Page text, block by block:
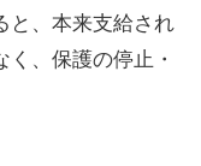
と、本来支給され
、保護の停止・